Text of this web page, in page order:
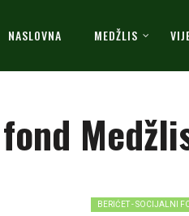
NASLOVNA MEDŽLIS
BERIĆET - SOCIJALNI